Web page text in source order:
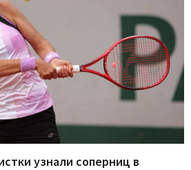
узнали соперниц в